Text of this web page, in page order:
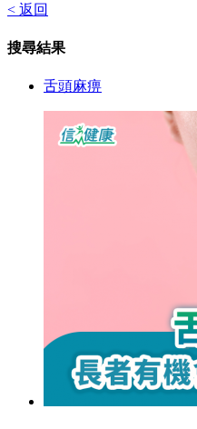
< 返回
搜尋結果
舌頭麻痹